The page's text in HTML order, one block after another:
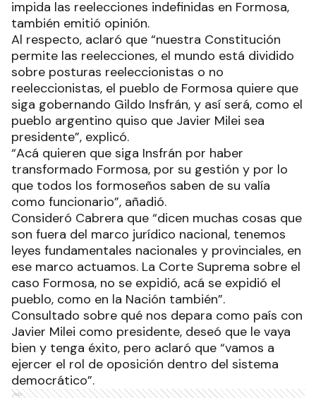
impida las reelecciones indefinidas en Formosa,
también emitió opinión.
Al respecto, aclaró que “nuestra Constitución
permite las reelecciones, el mundo está dividido
sobre posturas reeleccionistas o no
reeleccionistas, el pueblo de Formosa quiere que
siga gobernando Gildo Insfrán, y así será, como el
pueblo argentino quiso que Javier Milei sea
presidente”, explicó.
“Acá quieren que siga Insfrán por haber
transformado Formosa, por su gestión y por lo
que todos los formoseños saben de su valía
como funcionario”, añadió.
Consideró Cabrera que “dicen muchas cosas que
son fuera del marco jurídico nacional, tenemos
leyes fundamentales nacionales y provinciales, en
ese marco actuamos. La Corte Suprema sobre el
caso Formosa, no se expidió, acá se expidió el
pueblo, como en la Nación también”.
Consultado sobre qué nos depara como país con
Javier Milei como presidente, deseó que le vaya
bien y tenga éxito, pero aclaró que “vamos a
ejercer el rol de oposición dentro del sistema
democrático”.
Ads